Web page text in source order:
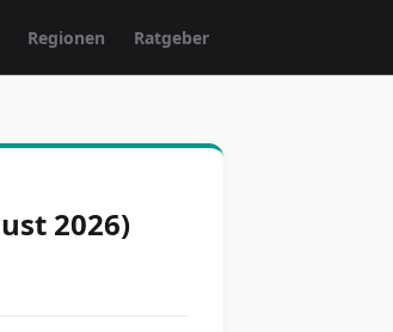
Regionen Ratgeber
2026)